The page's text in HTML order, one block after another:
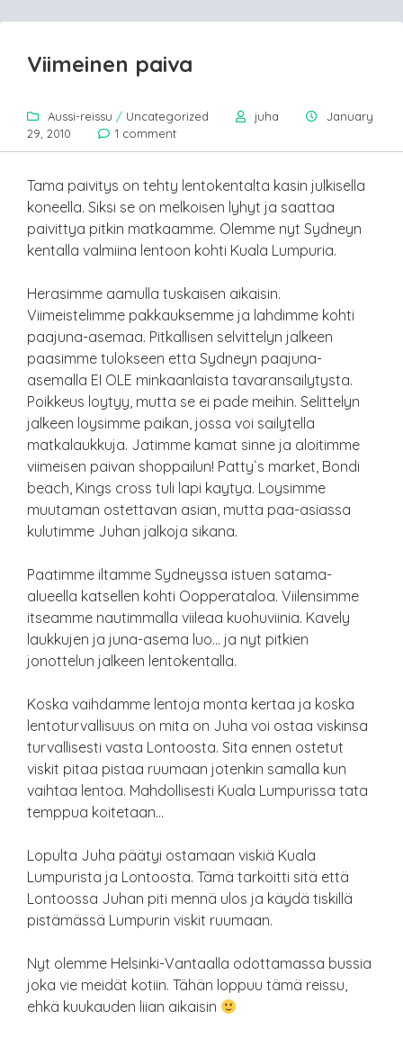
Viimeinen paiva
Aussi-reissu / Uncategorized juha
January
29, 2010
1 comment
Tama paivitys on tehty lentokentalta kasin julkisella
koneella. Siksi se on melkoisen lyhyt ja saattaa
paivittya pitkin matkaamme. Olemme nyt Sydneyn
kentalla valmiina lentoon kohti Kuala Lumpuria.
Herasimme aamulla tuskaisen aikaisin.
Viimeistelimme pakkauksemme ja lahdimme kohti
paajuna-asemaa. Pitkallisen selvittelyn jalkeen
paasimme tulokseen etta Sydneyn paajuna-
asemalla EI OLE minkaanlaista tavaransailytysta.
Poikkeus loytyy, mutta se ei pade meihin. Selittelyn
jalkeen loysimme paikan, jossa voi sailytella
matkalaukkuja. Jatimme kamat sinne ja aloitimme
viimeisen paivan shoppailun! Patty`s market, Bondi
beach, Kings cross tuli lapi kaytya. Loysimme
muutaman ostettavan asian, mutta paa-asiassa
kulutimme Juhan jalkoja sikana.
Paatimme iltamme Sydneyssa istuen satama-
alueella katsellen kohti Oopperataloa. Viilensimme
itseamme nautimmalla viileaa kuohuviinia. Kavely
laukkujen ja juna-asema luo… ja nyt pitkien
jonottelun jalkeen lentokentalla.
Koska vaihdamme lentoja monta kertaa ja koska
lentoturvallisuus on mita on Juha voi ostaa viskinsa
turvallisesti vasta Lontoosta. Sita ennen ostetut
viskit pitaa pistaa ruumaan jotenkin samalla kun
vaihtaa lentoa. Mahdollisesti Kuala Lumpurissa tata
temppua koitetaan…
Lopulta Juha päätyi ostamaan viskiä Kuala
Lumpurista ja Lontoosta. Tämä tarkoitti sitä että
Lontoossa Juhan piti mennä ulos ja käydä tiskillä
pistämässä Lumpurin viskit ruumaan.
Nyt olemme Helsinki-Vantaalla odottamassa bussia
joka vie meidät kotiin. Tähän loppuu tämä reissu,
ehkä kuukauden liian aikaisin